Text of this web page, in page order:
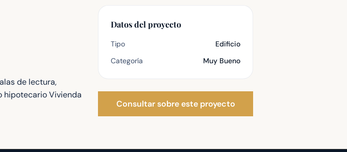
de lectura,
hipotecario Vivienda
Datos del proyecto
Tipo
Edificio
Categoría
Muy Bueno
Consultar sobre este proyecto